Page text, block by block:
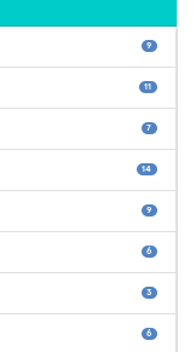
9
11
7
14
9
6
3
6